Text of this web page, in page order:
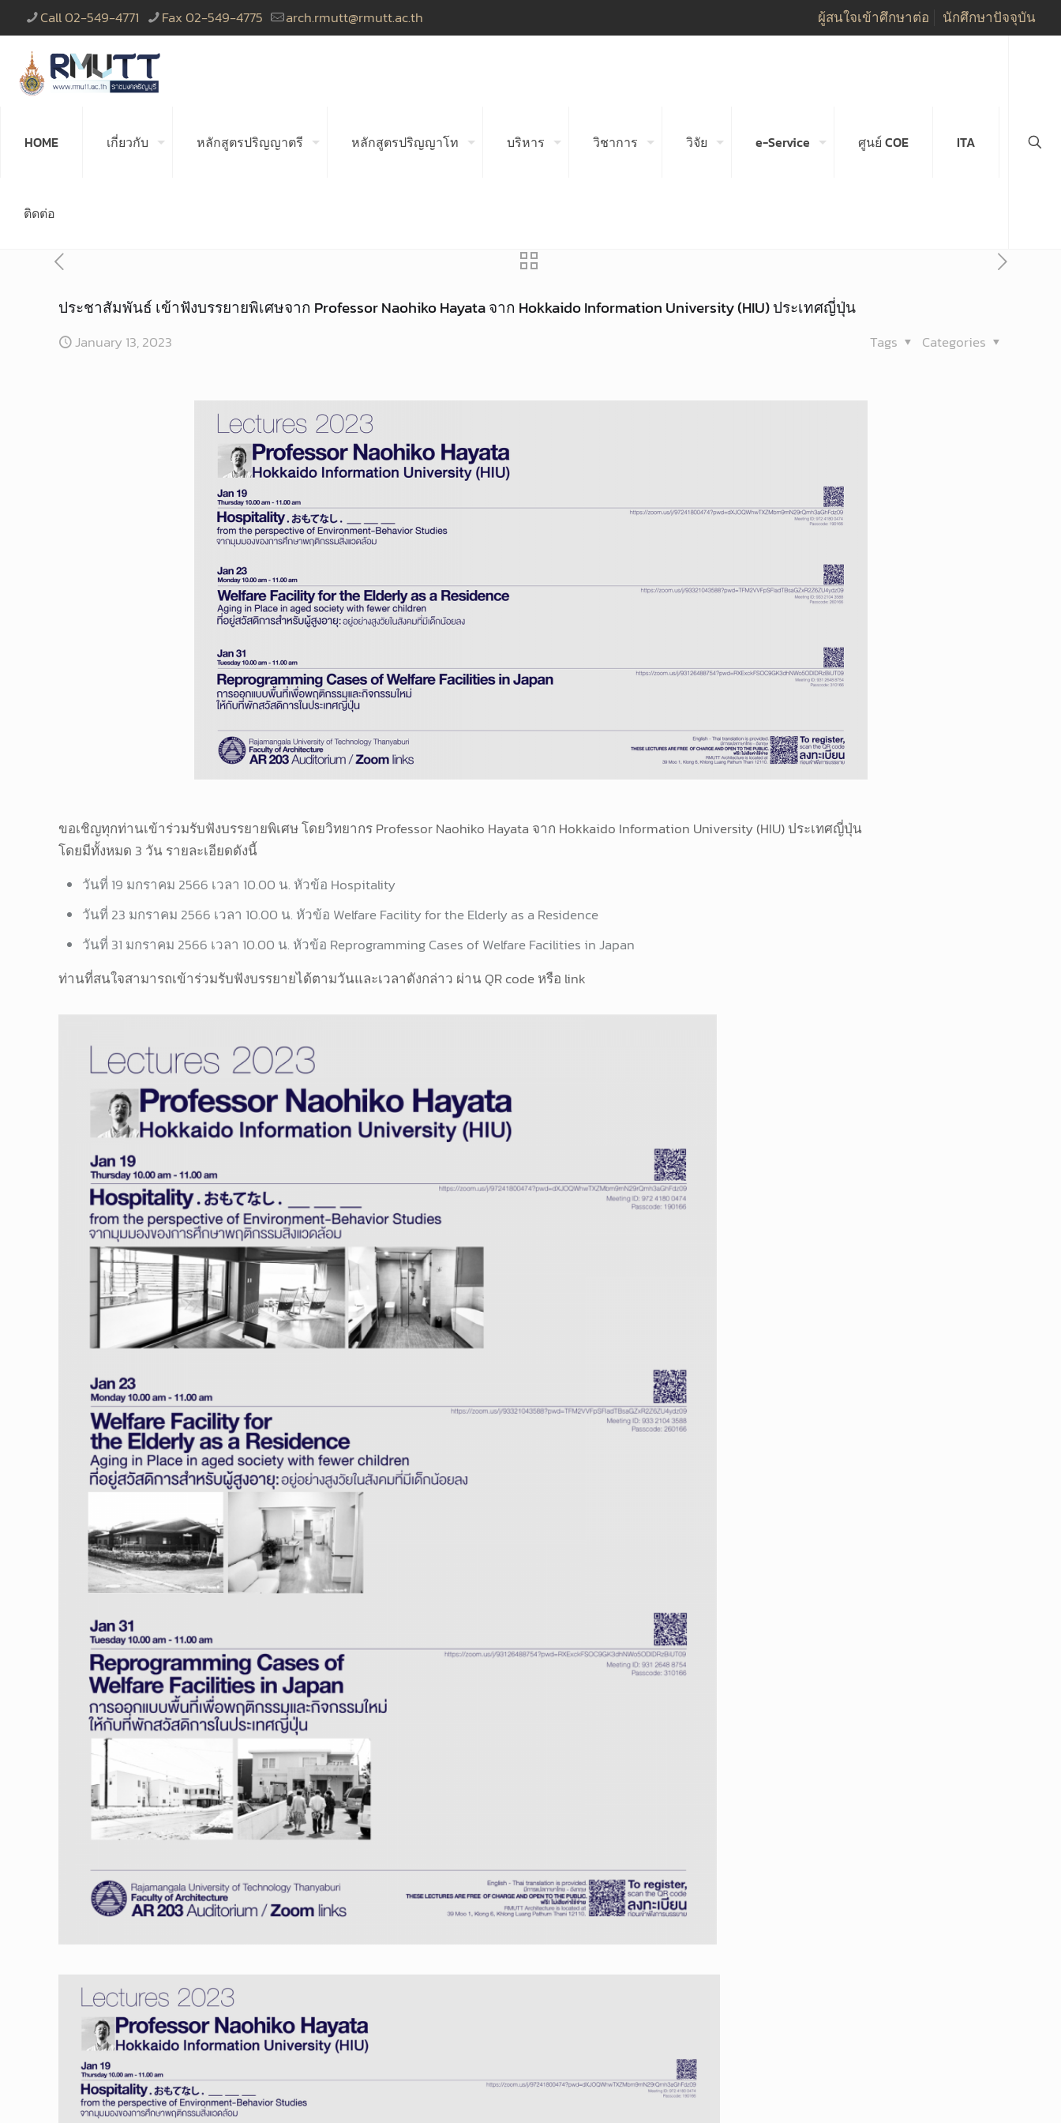
Call 02-549-4771 Fax 02-549-4775 arch.rmutt@rmutt.ac.th ผู้สนใจเข้าศึกษาต่อ นักศึกษาปัจจุบัน
HOME เกี่ยวกับ หลักสูตรปริญญาตรี หลักสูตรปริญญาโท บริหาร วิชาการ วิจัย e-Service ศูนย์ COE ITA
ติดต่อ
ประชาสัมพันธ์ เข้าฟังบรรยายพิเศษจาก Professor Naohiko Hayata จาก Hokkaido Information University (HIU) ประเทศญี่ปุ่น
January 13, 2023 Categories
Tags
ขอเชิญทุกท่านเข้าร่วมรับฟังบรรยายพิเศษ โดยวิทยากร Professor Naohiko Hayata จาก Hokkaido Information University (HIU) ประเทศญี่ปุ่น
โดยมีทั้งหมด 3 วัน รายละเอียดดังนี้
วันที่ 19 มกราคม 2566 เวลา 10.00 น. หัวข้อ Hospitality
วันที่ 23 มกราคม 2566 เวลา 10.00 น. หัวข้อ Welfare Facility for the Elderly as a Residence
วันที่ 31 มกราคม 2566 เวลา 10.00 น. หัวข้อ Reprogramming Cases of Welfare Facilities in Japan
ท่านที่สนใจสามารถเข้าร่วมรับฟังบรรยายได้ตามวันและเวลาดังกล่าว ผ่าน QR code หรือ link